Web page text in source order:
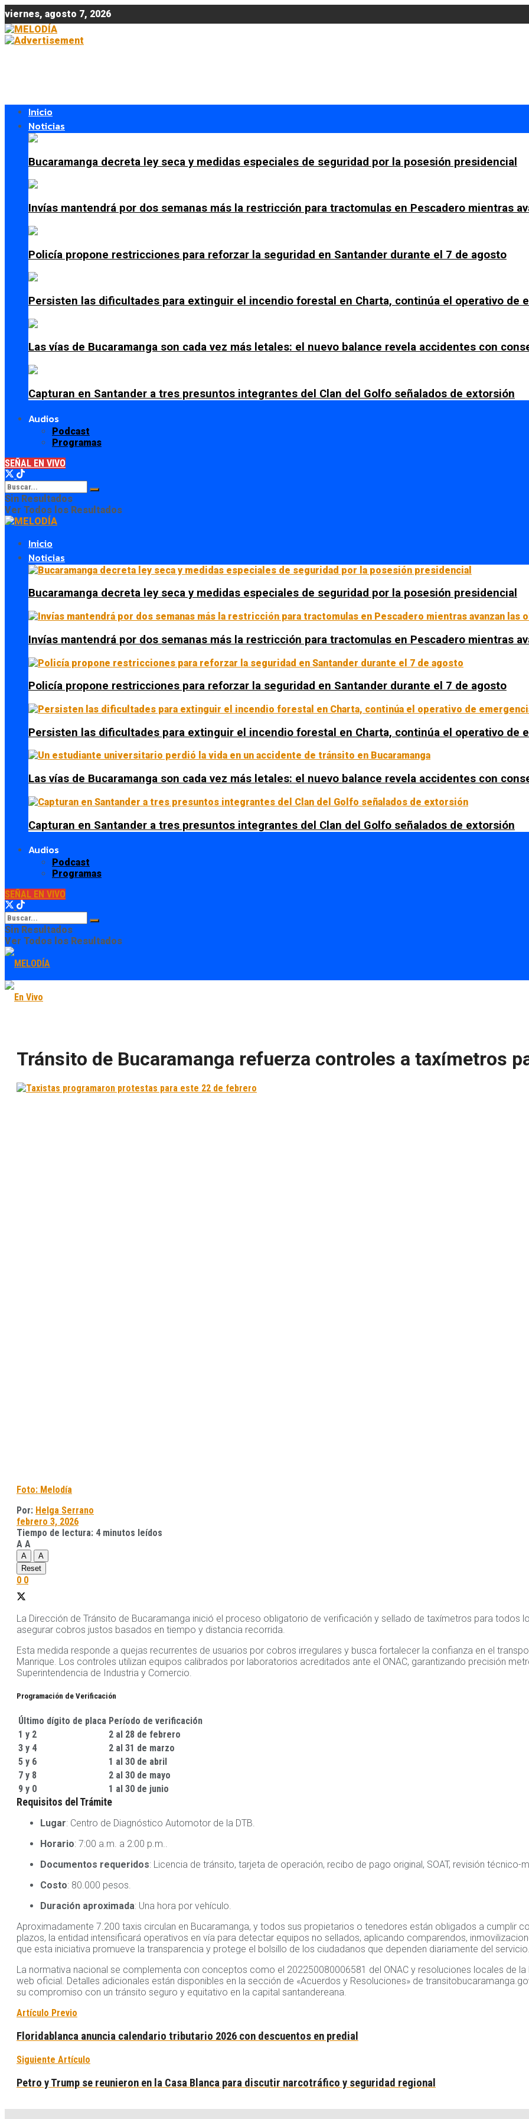
viernes, agosto 7, 2026
Inicio
Noticias
Bucaramanga decreta ley seca y medidas especiales de seguridad por la posesión presidencial
Invías mantendrá por dos semanas más la restricción para tractomulas en Pescadero mientras
Policía propone restricciones para reforzar la seguridad en Santander durante el 7 de agosto
Persisten las dificultades para extinguir el incendio forestal en Charta, continúa el operativo de
Las vías de Bucaramanga son cada vez más letales: el nuevo balance revela accidentes con
Capturan en Santander a tres presuntos integrantes del Clan del Golfo señalados de extorsión
Audios
Podcast
Programas
SEÑAL EN VIVO
Sin Resultados
Ver Todos los Resultados
Inicio
Noticias
Bucaramanga decreta ley seca y medidas especiales de seguridad por la posesión presidencial
Invías mantendrá por dos semanas más la restricción para tractomulas en Pescadero mientras
Policía propone restricciones para reforzar la seguridad en Santander durante el 7 de agosto
Persisten las dificultades para extinguir el incendio forestal en Charta, continúa el operativo de
Las vías de Bucaramanga son cada vez más letales: el nuevo balance revela accidentes con
Capturan en Santander a tres presuntos integrantes del Clan del Golfo señalados de extorsión
Audios
Podcast
Programas
SEÑAL EN VIVO
Sin Resultados
Ver Todos los Resultados
Tránsito de Bucaramanga refuerza controles a taxímetros
Foto: Melodía
Por: Helga Serrano
febrero 3, 2026
Tiempo de lectura: 4 minutos leídos
A A
A
A
Reset
0 0
La Dirección de Tránsito de Bucaramanga inició el proceso obligatorio de verificación y sellado de taxímetros para todos
asegurar cobros justos basados en tiempo y distancia recorrida.
Esta medida responde a quejas recurrentes de usuarios por cobros irregulares y busca fortalecer la confianza en el
Manrique. Los controles utilizan equipos calibrados por laboratorios acreditados ante el ONAC, garantizando precisión
Superintendencia de Industria y Comercio.
Programación de Verificación
Último dígito de placa Período de verificación
1 y 2
2 al 28 de febrero
3 y 4
2 al 31 de marzo
5 y 6
1 al 30 de abril
7 y 8
2 al 30 de mayo
9 y 0
1 al 30 de junio
Requisitos del Trámite
Lugar: Centro de Diagnóstico Automotor de la DTB.
Horario: 7:00 a.m. a 2:00 p.m..
Documentos requeridos: Licencia de tránsito, tarjeta de operación, recibo de pago original, SOAT, revisión
Costo: 80.000 pesos.
Duración aproximada: Una hora por vehículo.
Aproximadamente 7.200 taxis circulan en Bucaramanga, y todos sus propietarios o tenedores están obligados a cumplir
plazos, la entidad intensificará operativos en vía para detectar equipos no sellados, aplicando comparendos,
que esta iniciativa promueve la transparencia y protege el bolsillo de los ciudadanos que dependen diariamente del servicio.
La normativa nacional se complementa con conceptos como el 202250080006581 del ONAC y resoluciones locales de
web oficial. Detalles adicionales están disponibles en la sección de «Acuerdos y Resoluciones» de
su compromiso con un tránsito seguro y equitativo en la capital santandereana.
Artículo Previo
Floridablanca anuncia calendario tributario 2026 con descuentos en predial
Siguiente Artículo
Petro y Trump se reunieron en la Casa Blanca para discutir narcotráfico y seguridad regional